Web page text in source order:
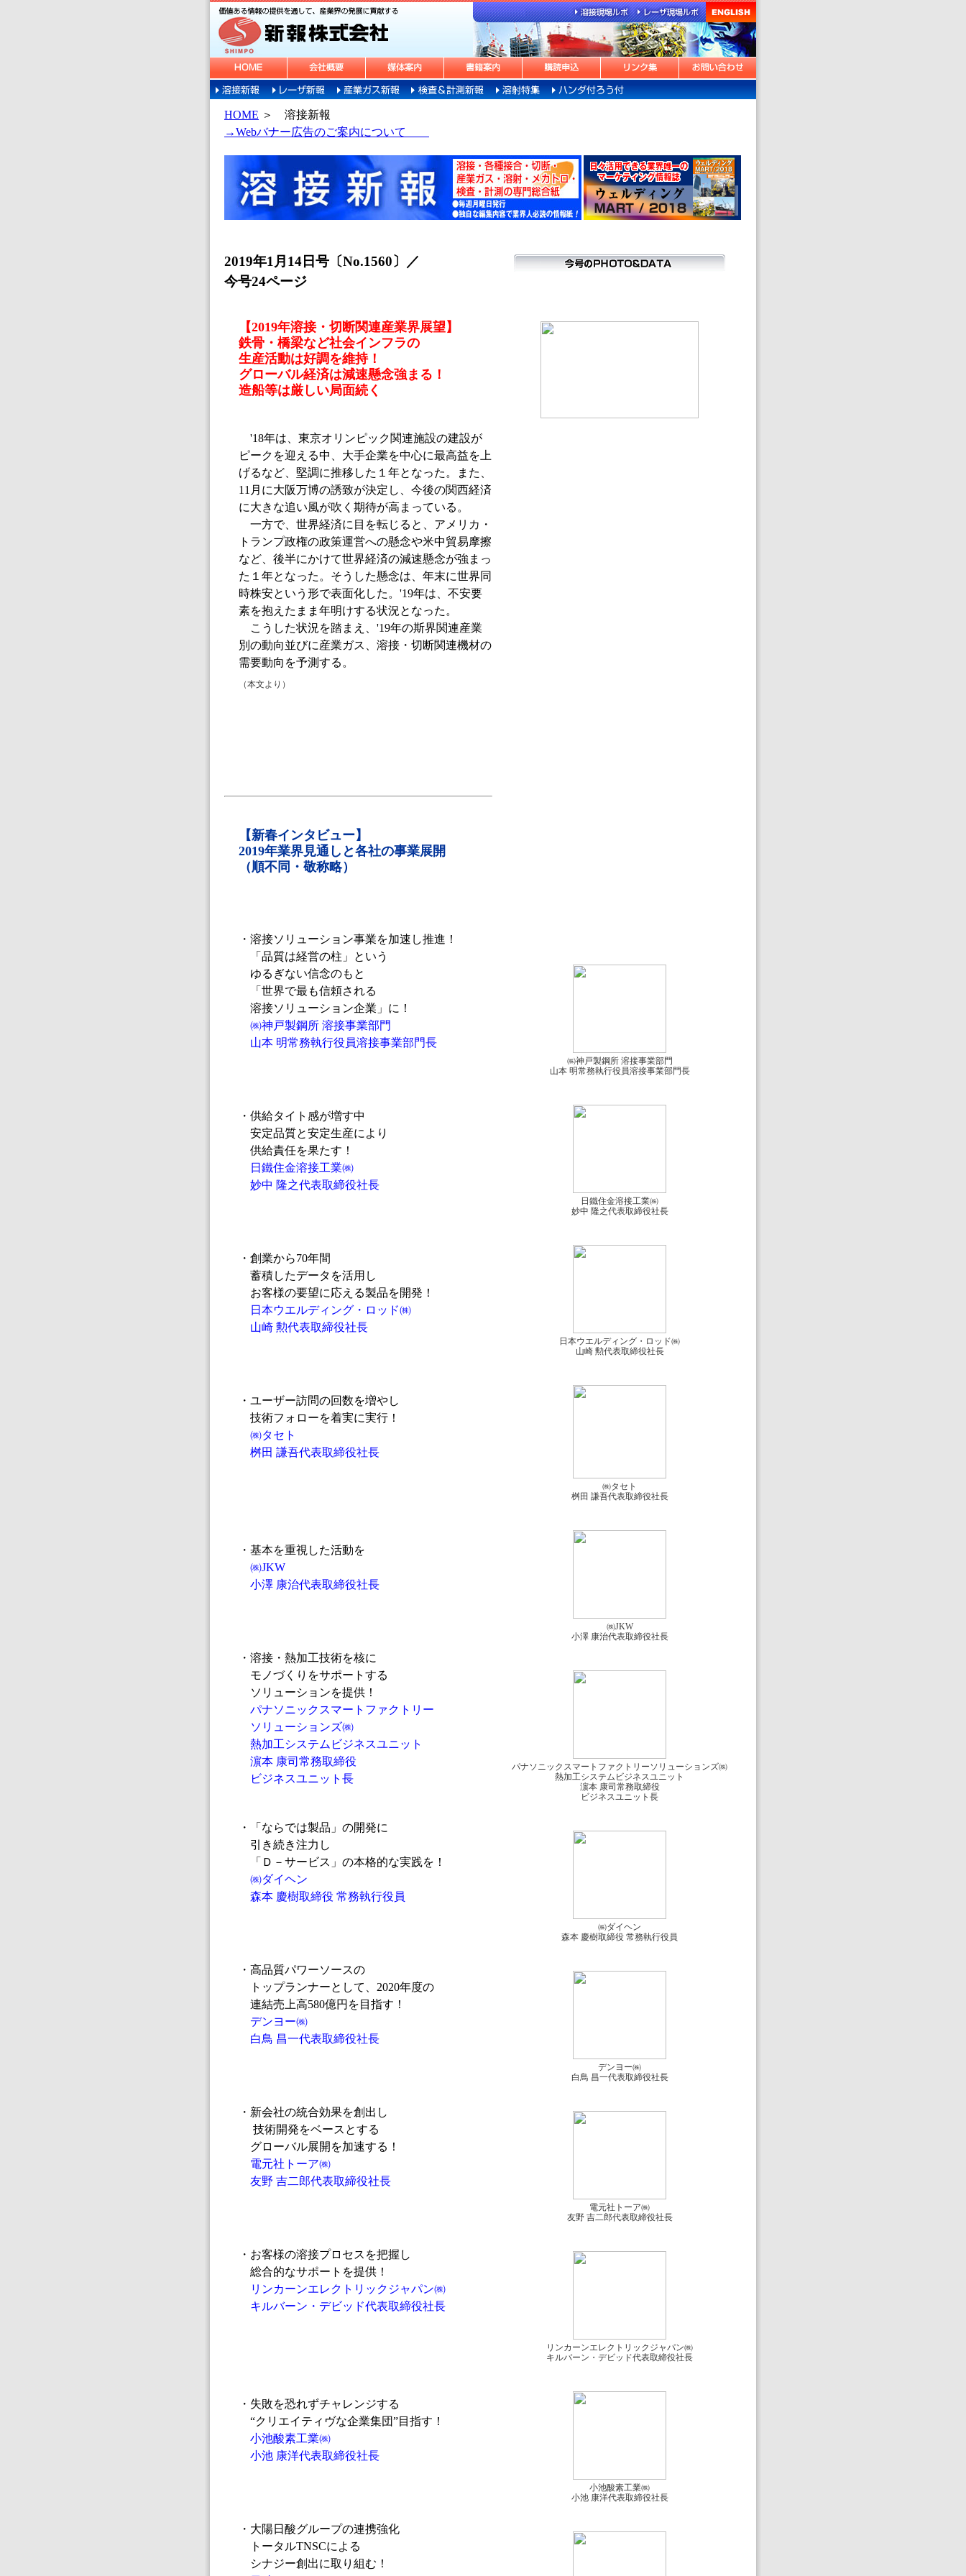
HOME ＞
溶接新報
→Webバナー広告のご案内について
2019年1月14日号〔No.1560〕／
今号24ページ
【2019年溶接・切断関連産業界展望】
鉄骨・橋梁など社会インフラの
生産活動は好調を維持！
グローバル経済は減速懸念強まる！
造船等は厳しい局面続く
'18年は、東京オリンピック関連施設の建設が
ピークを迎える中、大手企業を中心に最高益を上
げるなど、堅調に推移した１年となった。また、
11月に大阪万博の誘致が決定し、今後の関西経済
に大きな追い風が吹く期待が高まっている。
一方で、世界経済に目を転じると、アメリカ・
トランプ政権の政策運営への懸念や米中貿易摩擦
など、後半にかけて世界経済の減速懸念が強まっ
た１年となった。そうした懸念は、年末に世界同
時株安という形で表面化した。'19年は、不安要
素を抱えたまま年明けする状況となった。
こうした状況を踏まえ、'19年の斯界関連産業
別の動向並びに産業ガス、溶接・切断関連機材の
需要動向を予測する。
（本文より）
【新春インタビュー】
2019年業界見通しと各社の事業展開
（順不同・敬称略）
・溶接ソリューション事業を加速し推進！
「品質は経営の柱」という
ゆるぎない信念のもと
「世界で最も信頼される
溶接ソリューション企業」に！
㈱神戸製鋼所 溶接事業部門
山本 明常務執行役員溶接事業部門長
・供給タイト感が増す中
安定品質と安定生産により
供給責任を果たす！
日鐵住金溶接工業㈱
妙中 隆之代表取締役社長
・創業から70年間
蓄積したデータを活用し
お客様の要望に応える製品を開発！
日本ウエルディング・ロッド㈱
山崎 勲代表取締役社長
・ユーザー訪問の回数を増やし
技術フォローを着実に実行！
㈱タセト
桝田 謙吾代表取締役社長
・基本を重視した活動を
㈱JKW
小澤 康治代表取締役社長
・溶接・熱加工技術を核に
モノづくりをサポートする
ソリューションを提供！
パナソニックスマートファクトリー
ソリューションズ㈱
熱加工システムビジネスユニット
濵本 康司常務取締役
ビジネスユニット長
・「ならでは製品」の開発に
引き続き注力し
「Ｄ－サービス」の本格的な実践を！
㈱ダイヘン
森本 慶樹取締役 常務執行役員
・高品質パワーソースの
トップランナーとして、2020年度の
連結売上高580億円を目指す！
デンヨー㈱
白鳥 昌一代表取締役社長
・新会社の統合効果を創出し
技術開発をベースとする
グローバル展開を加速する！
電元社トーア㈱
友野 吉二郎代表取締役社長
・お客様の溶接プロセスを把握し
総合的なサポートを提供！
リンカーンエレクトリックジャパン㈱
キルバーン・デビッド代表取締役社長
・失敗を恐れずチャレンジする
“クリエイティヴな企業集団”目指す！
小池酸素工業㈱
小池 康洋代表取締役社長
・大陽日酸グループの連携強化
トータルTNSCによる
シナジー創出に取り組む！
㈱神戸製鋼所 溶接事業部門
山本 明常務執行役員溶接事業部門長
日鐵住金溶接工業㈱
妙中 隆之代表取締役社長
日本ウエルディング・ロッド㈱
山崎 勲代表取締役社長
㈱タセト
桝田 謙吾代表取締役社長
㈱JKW
小澤 康治代表取締役社長
パナソニックスマートファクトリーソリューションズ㈱
熱加工システムビジネスユニット
濵本 康司常務取締役
ビジネスユニット長
㈱ダイヘン
森本 慶樹取締役 常務執行役員
デンヨー㈱
白鳥 昌一代表取締役社長
電元社トーア㈱
友野 吉二郎代表取締役社長
リンカーンエレクトリックジャパン㈱
キルバーン・デビッド代表取締役社長
小池酸素工業㈱
小池 康洋代表取締役社長